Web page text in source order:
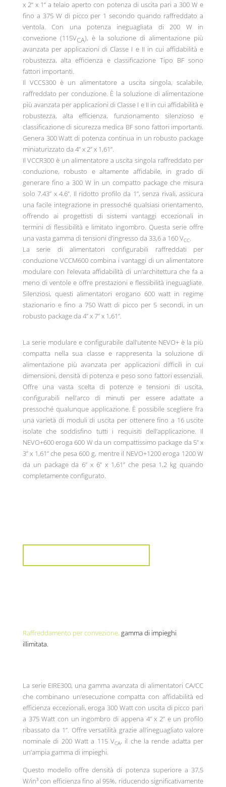
x 2“ x 1“ a telaio aperto con potenza di uscita pari a 300 W e
fino a 375 W di picco per 1 secondo quando raffreddato a
ventola. Con una potenza ineguagliata di 200 W in
convezione (115VCA), è la soluzione di alimentazione più
avanzata per applicazioni di Classe I e II in cui affidabilità e
robustezza, alta efficienza e classificazione Tipo BF sono
fattori importanti.
Il VCCS300 è un alimentatore a uscita singola, scalabile,
raffreddato per conduzione. È la soluzione di alimentazione
più avanzata per applicazioni di Classe I e II in cui affidabilità e
robustezza, alta efficienza, funzionamento silenzioso e
classificazione di sicurezza medica BF sono fattori importanti.
Genera 300 Watt di potenza continua in un robusto package
miniaturizzato da 4” x 2” x 1,61”.
Il VCCR300 è un alimentatore a uscita singola raffreddato per
conduzione, robusto e altamente affidabile, in grado di
generare fino a 300 W in un compatto package che misura
solo 7.43” x 4.6”. Il ridotto profilo da 1”, senza rivali, assicura
una facile integrazione in pressoché qualsiasi orientamento,
offrendo ai progettisti di sistemi vantaggi eccezionali in
termini di flessibilità e limitato ingombro. Questa serie offre
una vasta gamma di tensioni d’ingresso da 33,6 a 160 VCC.
La serie di alimentatori configurabili raffreddati per
conduzione VCCM600 combina i vantaggi di un alimentatore
modulare con l’elevata affidabilità di un’architettura che fa a
meno di ventole e offre prestazioni e flessibilità ineguagliate.
Silenziosi, questi alimentatori erogano 600 watt in regime
stazionario e fino a 750 Watt di picco per 5 secondi, in un
robusto package da 4” x 7” x 1,61”.
La serie modulare e configurabile dall’utente NEVO+ è la più
compatta nella sua classe e rappresenta la soluzione di
alimentazione più avanzata per applicazioni difficili in cui
dimensioni, densità di potenza e peso sono fattori essenziali.
Offre una vasta scelta di potenze e tensioni di uscita,
configurabili nell’arco di minuti per essere adattate a
pressoché qualunque applicazione. È possibile scegliere fra
una varietà di moduli di uscita per ottenere fino a 16 uscite
isolate che soddisfino tutti i requisiti dell’applicazione. Il
NEVO+600 eroga 600 W da un compattissimo package da 5” x
3” x 1,61” che pesa 600 g, mentre il NEVO+1200 eroga 1200 W
da un package da 6” x 6” x 1,61” che pesa 1,2 kg quando
completamente configurato.
Raffreddamento per convezione, gamma di impieghi
illimitata.
La serie EIRE300, una gamma avanzata di alimentatori CA/CC
che combinano un’esecuzione compatta con affidabilità ed
efficienza eccezionali, eroga 300 Watt con uscita di picco pari
a 375 Watt con un ingombro di appena 4” x 2” e un profilo
ribassato da 1”. Offre versatilità grazie all’ineguagliato valore
nominale di 200 Watt a 115 VCA, il che la rende adatta per
un’ampia gamma di impieghi.
Questo modello offre densità di potenza superiore a 37,5
W/in³ con efficienza fino al 95%, riducendo significativamente